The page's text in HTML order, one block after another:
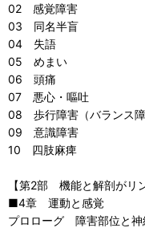
02 感覚障害
03 同名半盲
04 失語
05 めまい
06 頭痛
07 悪心・嘔吐
08 歩行障害（バランス障
09 意識障害
10 四肢麻痺
【第2部 機能と解剖がリ
■4章 運動と感覚
プロローグ 障害部位と神